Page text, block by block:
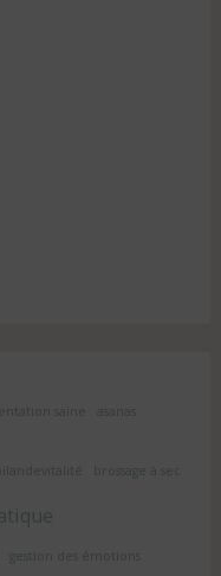
saine asanas
brossage à sec
gestion des émotions